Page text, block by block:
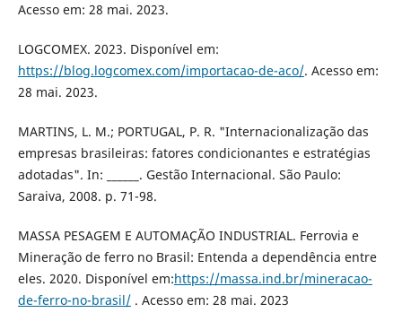
Acesso em: 28 mai. 2023.
LOGCOMEX. 2023. Disponível em:
https://blog.logcomex.com/importacao-de-aco/. Acesso em:
28 mai. 2023.
MARTINS, L. M.; PORTUGAL, P. R. "Internacionalização das
empresas brasileiras: fatores condicionantes e estratégias
adotadas". In: ______. Gestão Internacional. São Paulo:
Saraiva, 2008. p. 71-98.
MASSA PESAGEM E AUTOMAÇÃO INDUSTRIAL. Ferrovia e
Mineração de ferro no Brasil: Entenda a dependência entre
eles. 2020. Disponível em:https://massa.ind.br/mineracao-
de-ferro-no-brasil/. Acesso em: 28 mai. 2023